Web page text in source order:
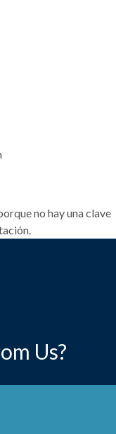
no hay una clave
Us?